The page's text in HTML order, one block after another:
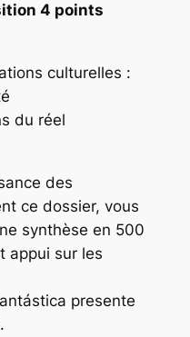
4 points
culturelles :
du réel
des
ce dossier, vous
synthèse en 500
appui sur les
presente